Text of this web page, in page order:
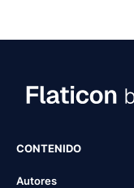
CONTENIDO
Autores